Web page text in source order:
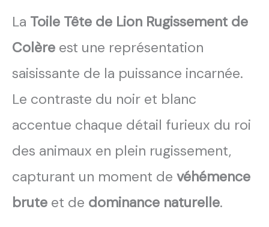
La Toile Tête de Lion Rugissement de
Colère est une représentation
saisissante de la puissance incarnée.
Le contraste du noir et blanc
accentue chaque détail furieux du roi
des animaux en plein rugissement,
capturant un moment de véhémence
brute et de dominance naturelle.